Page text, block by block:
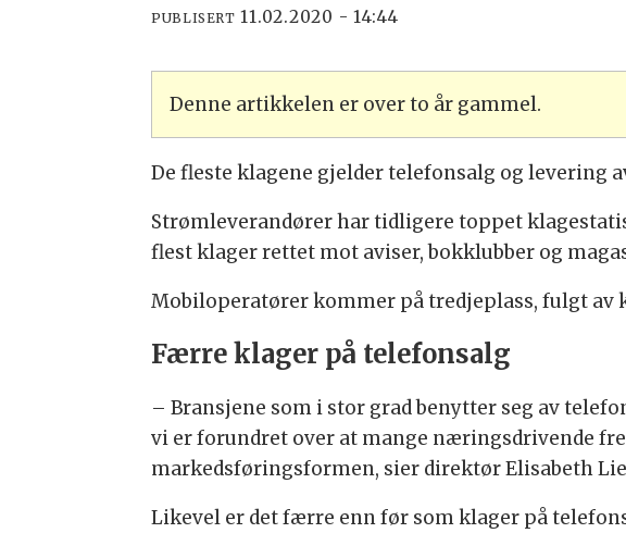
PUBLISERT 11.02.2020 - 14:44
Denne artikkelen er over to år gammel.
De fleste klagene gjelder telefonsalg og levering
Strømleverandører har tidligere toppet
flest klager rettet mot aviser, bokklubber og
Mobiloperatører kommer på tredjeplass, fulgt
Færre klager på telefonsalg
– Bransjene som i stor grad benytter seg av
vi er forundret over at mange næringsdrivende
markedsføringsformen, sier direktør Elisabeth
Likevel er det færre enn før som klager på